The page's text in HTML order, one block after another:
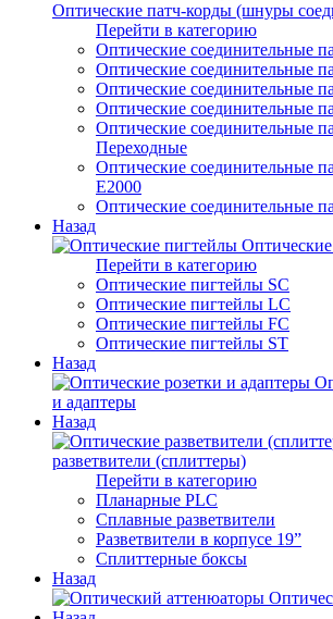
Оптические патч-корды (шнуры
Перейти в категорию
Оптические соединительные
Оптические соединительные
Оптические соединительные
Оптические соединительные
Оптические соединительные
Переходные
Оптические соединительные
E2000
Оптические соединительные
Назад
Перейти в категорию
Оптические пигтейлы SC
Оптические пигтейлы LC
Оптические пигтейлы FC
Оптические пигтейлы ST
Назад
и адаптеры
Назад
разветвители (сплиттеры)
Перейти в категорию
Планарные PLC
Сплавные разветвители
Разветвители в корпусе 19”
Сплиттерные боксы
Назад